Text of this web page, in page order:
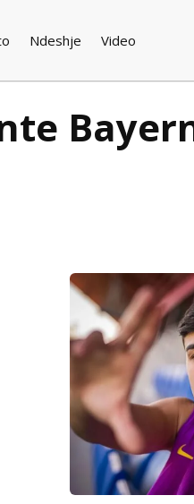
Ndeshje Video